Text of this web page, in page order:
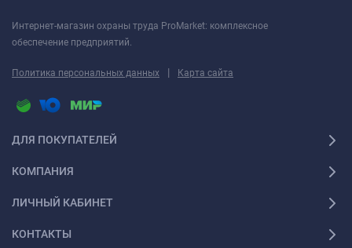
Интернет-магазин охраны труда ProMarket: комплексное
обеспечение предприятий.
Политика персональных данных | Карта сайта
ДЛЯ ПОКУПАТЕЛЕЙ
КОМПАНИЯ
ЛИЧНЫЙ КАБИНЕТ
КОНТАКТЫ